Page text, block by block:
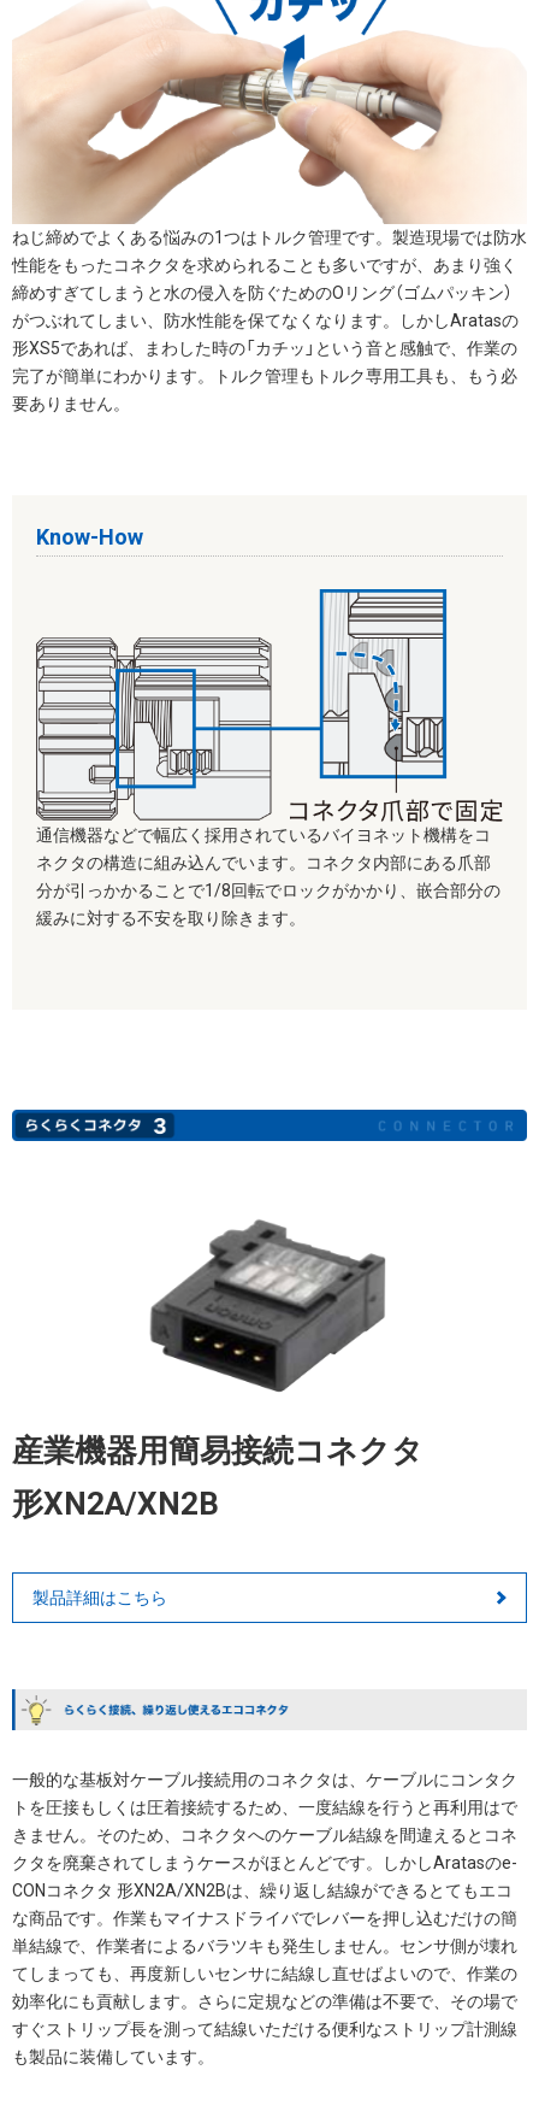
ねじ締めでよくある悩みの1つはトルク管理です。製造現場では防水
性能をもったコネクタを求められることも多いですが、あまり強く
締めすぎてしまうと水の侵入を防ぐためのOリング（ゴムパッキン）
がつぶれてしまい、防水性能を保てなくなります。しかしAratasの
形XS5であれば、まわした時の「カチッ」という音と感触で、作業の
完了が簡単にわかります。トルク管理もトルク専用工具も、もう必
要ありません。
Know-How
通信機器などで幅広く採用されているバイヨネット機構をコ
ネクタの構造に組み込んでいます。コネクタ内部にある爪部
分が引っかかることで1/8回転でロックがかかり、嵌合部分の
緩みに対する不安を取り除きます。
産業機器用簡易接続コネクタ
形XN2A/XN2B
製品詳細はこちら
一般的な基板対ケーブル接続用のコネクタは、ケーブルにコンタク
トを圧接もしくは圧着接続するため、一度結線を行うと再利用はで
きません。そのため、コネクタへのケーブル結線を間違えるとコネ
クタを廃棄されてしまうケースがほとんどです。しかしAratasのe-
CONコネクタ 形XN2A/XN2Bは、繰り返し結線ができるとてもエコ
な商品です。作業もマイナスドライバでレバーを押し込むだけの簡
単結線で、作業者によるバラツキも発生しません。センサ側が壊れ
てしまっても、再度新しいセンサに結線し直せばよいので、作業の
効率化にも貢献します。さらに定規などの準備は不要で、その場で
すぐストリップ長を測って結線いただける便利なストリップ計測線
も製品に装備しています。